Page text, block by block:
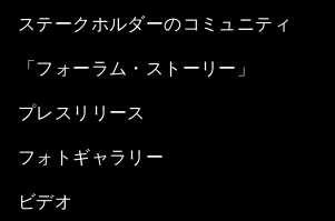
ステークホルダーのコミュニティ
「フォーラム・ストーリー」
プレスリリース
フォトギャラリー
ビデオ